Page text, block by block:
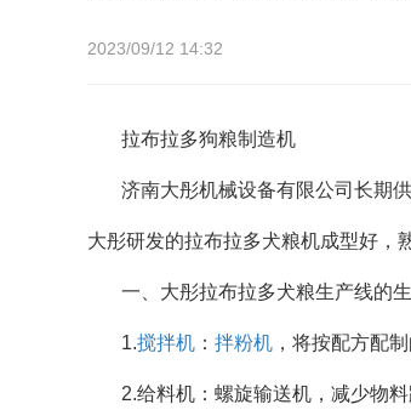
2023/09/12 14:32
拉布拉多狗粮制造机
济南大彤机械设备有限公司长期
大彤研发的拉布拉多犬粮机成型好，
一、大彤拉布拉多犬粮生产线的
1.搅拌机 ： 拌粉机 ，将按配方配
2.给料机：螺旋输送机，减少物